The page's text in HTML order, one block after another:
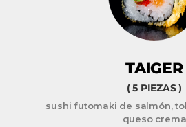
TAIGER
( 5 PIEZAS )
sushi futomaki de salmón,
queso crema